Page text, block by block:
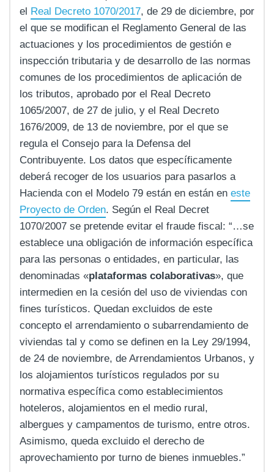
el Real Decreto 1070/2017, de 29 de diciembre, por
el que se modifican el Reglamento General de las
actuaciones y los procedimientos de gestión e
inspección tributaria y de desarrollo de las normas
comunes de los procedimientos de aplicación de
los tributos, aprobado por el Real Decreto
1065/2007, de 27 de julio, y el Real Decreto
1676/2009, de 13 de noviembre, por el que se
regula el Consejo para la Defensa del
Contribuyente. Los datos que específicamente
deberá recoger de los usuarios para pasarlos a
Hacienda con el Modelo 79 están en están en este
Proyecto de Orden. Según el Real Decret
1070/2007 se pretende evitar el fraude fiscal: “…se
establece una obligación de información específica
para las personas o entidades, en particular, las
denominadas «plataformas colaborativas», que
intermedien en la cesión del uso de viviendas con
fines turísticos. Quedan excluidos de este
concepto el arrendamiento o subarrendamiento de
viviendas tal y como se definen en la Ley 29/1994,
de 24 de noviembre, de Arrendamientos Urbanos, y
los alojamientos turísticos regulados por su
normativa específica como establecimientos
hoteleros, alojamientos en el medio rural,
albergues y campamentos de turismo, entre otros.
Asimismo, queda excluido el derecho de
aprovechamiento por turno de bienes inmuebles.”